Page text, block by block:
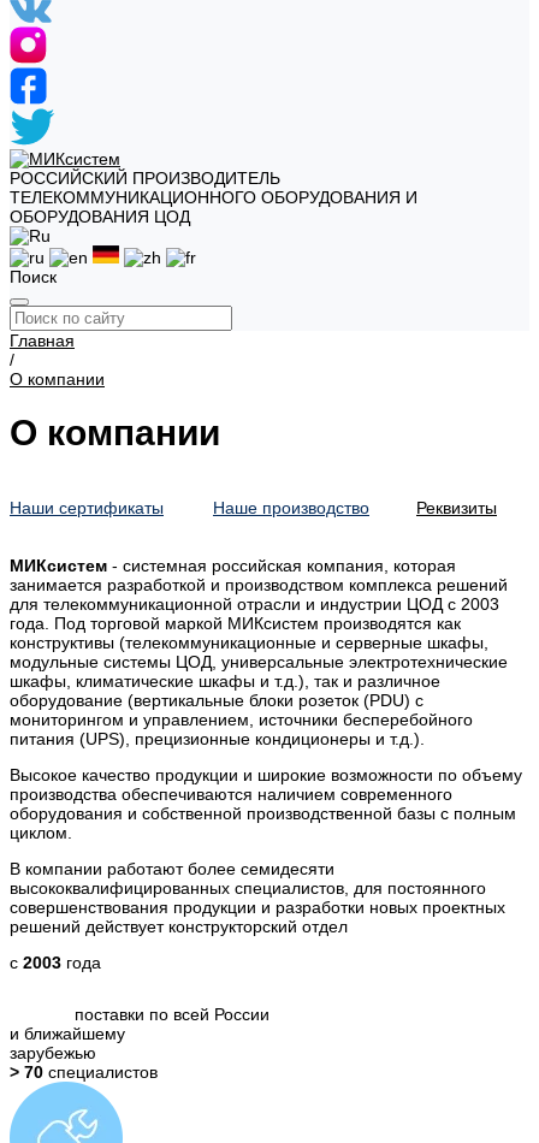
РОССИЙСКИЙ ПРОИЗВОДИТЕЛЬ
ТЕЛЕКОММУНИКАЦИОННОГО ОБОРУДОВАНИЯ И
ОБОРУДОВАНИЯ ЦОД
Поиск
Главная
/
О компании
О компании
Наши сертификаты Наше производство Реквизиты
МИКсистем - системная российская компания, которая
занимается разработкой и производством комплекса решений
для телекоммуникационной отрасли и индустрии ЦОД с 2003
года. Под торговой маркой МИКсистем производятся как
конструктивы (телекоммуникационные и серверные шкафы,
модульные системы ЦОД, универсальные электротехнические
шкафы, климатические шкафы и т.д.), так и различное
оборудование (вертикальные блоки розеток (PDU) с
мониторингом и управлением, источники бесперебойного
питания (UPS), прецизионные кондиционеры и т.д.).
Высокое качество продукции и широкие возможности по объему
производства обеспечиваются наличием современного
оборудования и собственной производственной базы с полным
циклом.
В компании работают более семидесяти
высококвалифицированных специалистов, для постоянного
совершенствования продукции и разработки новых проектных
решений действует конструкторский отдел
c 2003 года
поставки по всей России
и ближайшему
зарубежью
> 70 специалистов